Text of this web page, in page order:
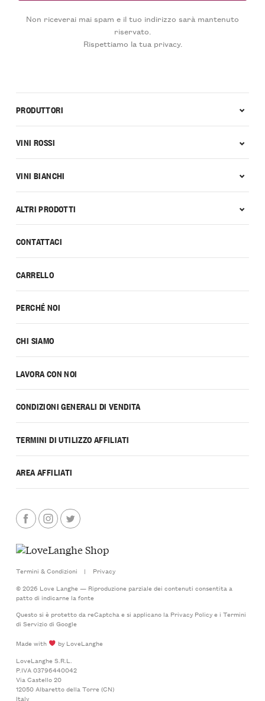
Non riceverai mai spam e il tuo indirizzo sarà mantenuto
riservato.
Rispettiamo la tua privacy.
CONTATTACI
CARRELLO
PERCHÉ NOI
CHI SIAMO
LAVORA CON NOI
CONDIZIONI GENERALI DI VENDITA
TERMINI DI UTILIZZO AFFILIATI
AREA AFFILIATI
PRODUTTORI
VINI ROSSI
VINI BIANCHI
ALTRI PRODOTTI
Termini & Condizioni |
Privacy
© 2026 Love Langhe — Riproduzione parziale dei contenuti consentita a
patto di indicarne la fonte
Questo si è protetto da reCaptcha e si applicano la Privacy Policye i Termini
di Serviziodi Google
Made with
by LoveLanghe
LoveLanghe S.R.L.
P.IVA 03796440042
Via Castello 20
12050 Albaretto della Torre (CN)
Italy